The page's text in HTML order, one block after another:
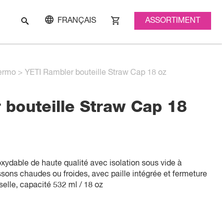
FRANÇAIS ASSORTIMENT
> YETI Rambler bouteille Straw Cap 18 oz
bouteille Straw Cap 18
de haute qualité avec isolation sous vide à
chaudes ou froides, avec paille intégrée et fermeture
capacité 532 ml / 18 oz